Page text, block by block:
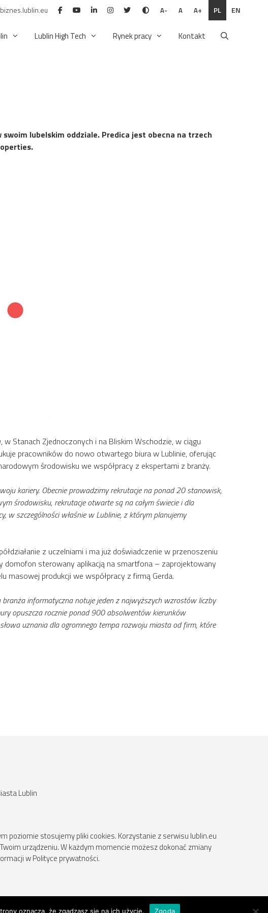
A- A A+ PL EN
Lublin High Tech Rynek pracy Kontakt
lubelskim oddziale. Predica jest obecna na trzech
Stanach Zjednoczonych i na Bliskim Wschodzie, w ciągu
pracowników do nowo otwartego biura w Lublinie, oferując
środowisku we współpracy z ekspertami z branży.
kariery. Obecnie prowadzimy rekrutacje na ponad 20 stanowisk,
środowisku, rekrutacje otwarte są na całym świecie i dla
w szczególności właśnie w Lublinie, z którym planujemy
z uczelniami i ma już doświadczenie w przenoszeniu
domofon sterowany aplikacją na smartfona – zaprojektowany
masowej produkcji we współpracy z firmą Gerda.
branża informatyczna notuje jeden z najwyższych wzrostów liczby
opuszcza rocznie ponad 900 absolwentów kierunków
uznania dla ogromnego tempa rozwoju miasta od firm, które
Lublin
poziomie stosujemy pliki cookies. Korzystanie z serwisu lublin.eu
urządzeniu. W każdym momencie możesz dokonać zmiany
w Polityce prywatności.
oznacza, że zgadzasz się na ich użycie. Zgoda